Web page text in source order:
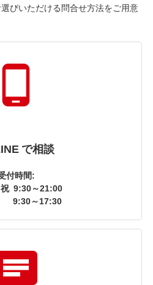
びいただける問合せ方法をご用意
で相談
付時間:
9:30～21:00
9:30～17:30